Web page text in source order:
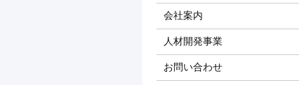
会社案内
人材開発事業
お問い合わせ